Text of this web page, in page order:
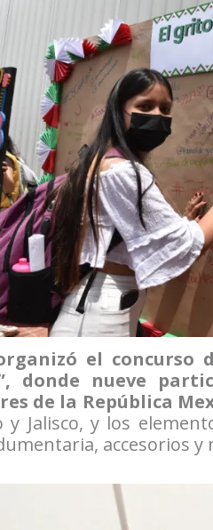
el concurso
donde nueve
de la República
y Jalisco, y los
accesorios y